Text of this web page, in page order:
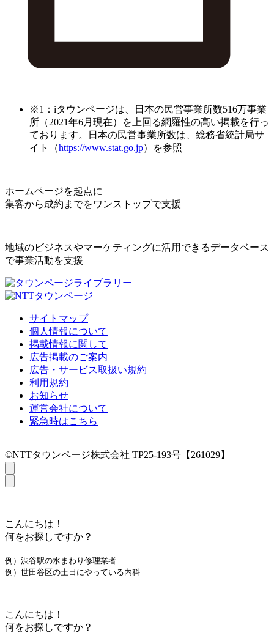
※1：iタウンページは、日本の民営事業所数516万事業
所（2021年6月現在）を上回る網羅性の高い掲載を行っ
ております。日本の民営事業所数は、総務省統計局サ
イト（https://www.stat.go.jp）を参照
ホームページを起点に
集客から成約までをワンストップで支援
地域のビジネスやマーケティングに活用できるデータベース
で事業活動を支援
サイトマップ
個人情報について
掲載情報に関して
広告掲載のご案内
広告・サービス取扱い規約
利用規約
お知らせ
運営会社について
緊急時はこちら
©NTTタウンページ株式会社 TP25-193号【261029】
こんにちは！
何をお探しですか？
例）渋谷駅の水まわり修理業者
例）世田谷区の土日にやっている内科
こんにちは！
何をお探しですか？